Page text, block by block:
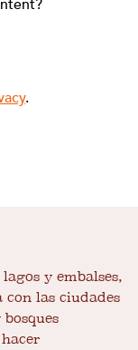
y embalses,
las ciudades